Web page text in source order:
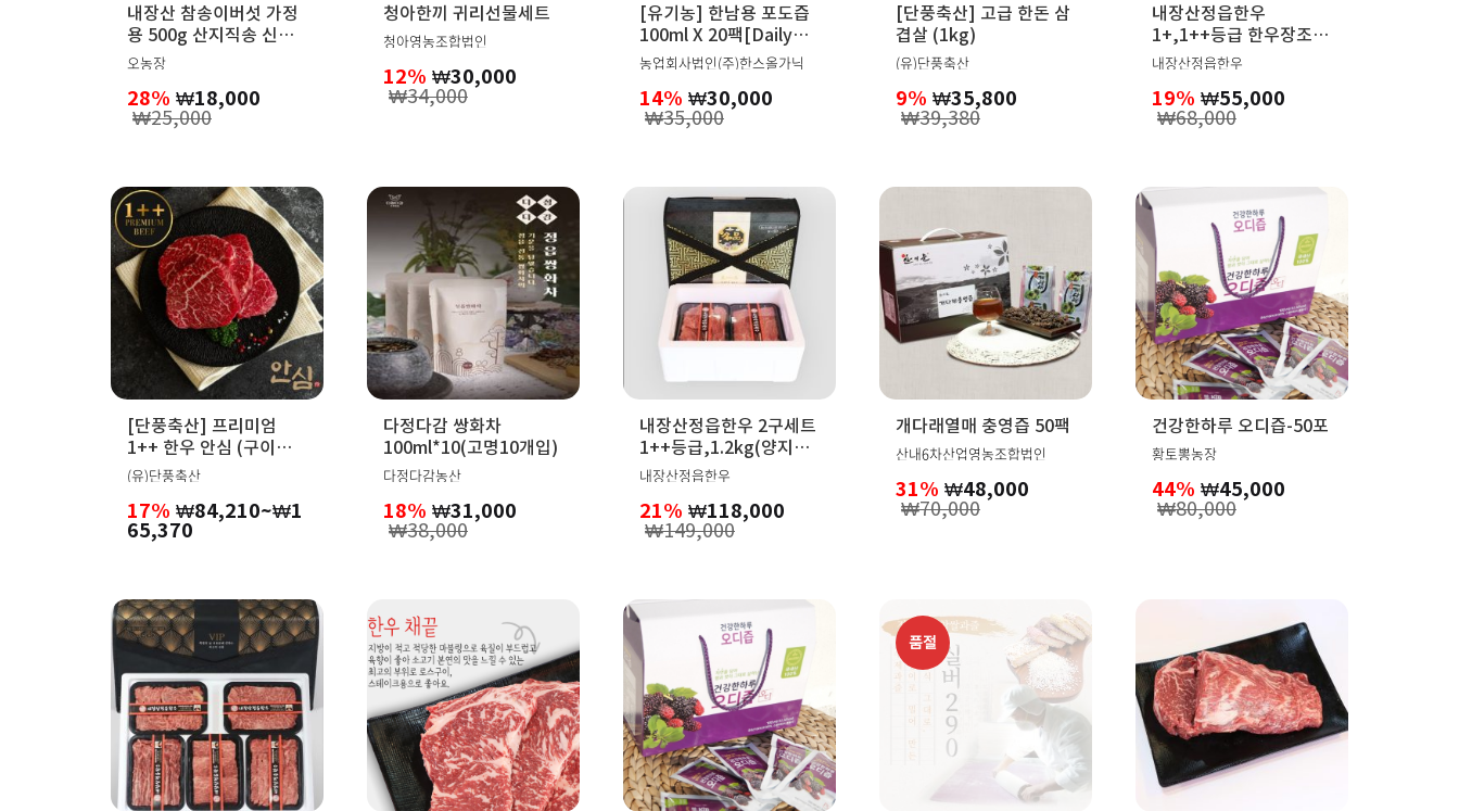
내장산 참송이버섯 가정
용 500g 산지직송 신선
버섯 구이용 찌개용 농가
오농장
28% ₩18,000
₩25,000
청아한끼 귀리선물세트
청아영농조합법인
12% ₩30,000
₩34,000
[유기농] 한남용 포도즙
100ml X 20팩[Daily
20]
농업회사법인(주)한스올가닉
14% ₩30,000
₩35,000
[단풍축산] 고급 한돈 삼
겹살 (1kg)
(유)단풍축산
9% ₩35,800
₩39,380
내장산정읍한우
1+,1++등급 한우장조림
1kg(암소,거세)
내장산정읍한우
19% ₩55,000
₩68,000
[단풍축산] 프리미엄
1++ 한우 안심 (구이용
500g,1kg)
(유)단풍축산
17% ₩84,210~₩1
65,370
₩84,210~₩165,370
다정다감 쌍화차
100ml*10(고명10개입)
다정다감농산
18% ₩31,000
₩38,000
내장산정읍한우 2구세트
1++등급,1.2kg(양지
600g,채끝600g),거세,
내장산정읍한우
21% ₩118,000
₩149,000
개다래열매 충영즙 50팩
산내6차산업영농조합법인
31% ₩48,000
₩70,000
건강한하루 오디즙-50포
황토뽕농장
44% ₩45,000
₩80,000
품절